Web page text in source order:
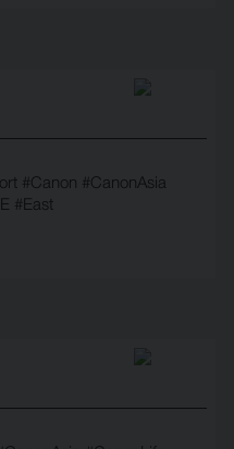
#Canon #CanonAsia
#East